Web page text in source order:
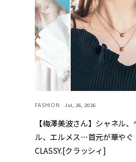
FASHION Jul, 26, 2026
【梅澤美波さん】シャネル
ル、エルメス…首元が華や
CLASSY.[クラッシィ]